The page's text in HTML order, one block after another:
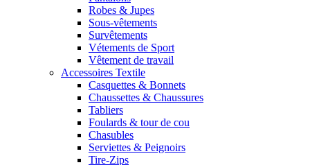
Robes & Jupes
Sous-vêtements
Survêtements
Vétements de Sport
Vêtement de travail
Accessoires Textile
Casquettes & Bonnets
Chaussettes & Chaussures
Tabliers
Foulards & tour de cou
Chasubles
Serviettes & Peignoirs
Tire-Zips